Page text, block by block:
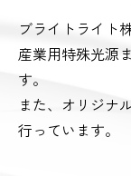
ブライトライト
産業用特殊光源
す。
また、オリジナ
行っています。